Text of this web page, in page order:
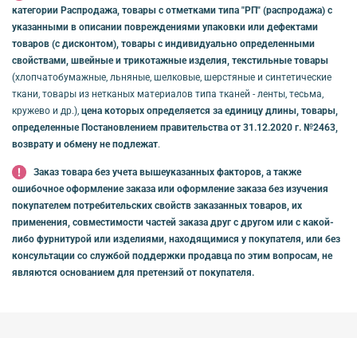
категории Распродажа, товары с отметками типа "РП" (распродажа) с
указанными в описании повреждениями упаковки или дефектами
товаров (с дисконтом), товары с индивидуально определенными
свойствами, швейные и трикотажные изделия, текстильные товары
(хлопчатобумажные, льняные, шелковые, шерстяные и синтетические
ткани, товары из нетканых материалов типа тканей - ленты, тесьма,
кружево и др.), цена которых определяется за единицу длины, товары,
определенные Постановлением правительства от 31.12.2020 г. №2463,
возврату и обмену не подлежат.
Заказ товара без учета вышеуказанных факторов, а также
ошибочное оформление заказа или оформление заказа без изучения
покупателем потребительских свойств заказанных товаров, их
применения, совместимости частей заказа друг с другом или с какой-
либо фурнитурой или изделиями, находящимися у покупателя, или без
консультации со службой поддержки продавца по этим вопросам, не
являются основанием для претензий от покупателя.